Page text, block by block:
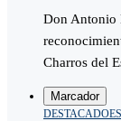
Don Antonio
Charros del
Marcador
DESTACADO